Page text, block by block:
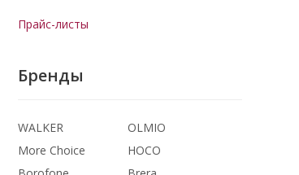
Прайс-листы
Бренды
WALKER
OLMIO
More Choice
HOCO